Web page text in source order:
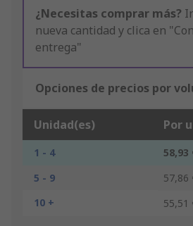
¿Necesitas comprar más?
nueva cantidad y clica en
entrega"
Opciones de precios por
Unidad(es) Por
1 - 4
58,93
5 - 9
57,86
10 +
55,51